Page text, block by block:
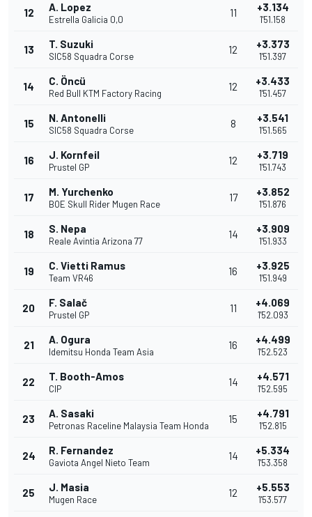
12 A. Lopez
Estrella Galicia 0,0
11 +3.134
1'51.158
13 T. Suzuki
SIC58 Squadra Corse
12 +3.373
1'51.397
14 C. Öncü
Red Bull KTM Factory Racing
12 +3.433
1'51.457
15 N. Antonelli
SIC58 Squadra Corse
8 +3.541
1'51.565
16 J. Kornfeil
Prustel GP
12 +3.719
1'51.743
17 M. Yurchenko
BOE Skull Rider Mugen Race
17 +3.852
1'51.876
18 S. Nepa
Reale Avintia Arizona 77
14 +3.909
1'51.933
19 C. Vietti Ramus
Team VR46
16 +3.925
1'51.949
20 F. Salač
Prustel GP
11 +4.069
1'52.093
21 A. Ogura
Idemitsu Honda Team Asia
16 +4.499
1'52.523
22 T. Booth-Amos
CIP
14 +4.571
1'52.595
23 A. Sasaki
Petronas Raceline Malaysia Team Honda
15 +4.791
1'52.815
24 R. Fernandez
Gaviota Angel Nieto Team
14 +5.334
1'53.358
25 J. Masia
Mugen Race
12 +5.553
1'53.577